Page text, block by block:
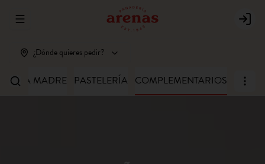
Abrir menu de navegación Login
¿Dónde quieres pedir?
MASA MADRE PASTELERÍA COMPLEMENTARIOS